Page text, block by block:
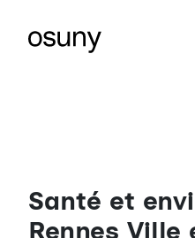
Santé et
Rennes